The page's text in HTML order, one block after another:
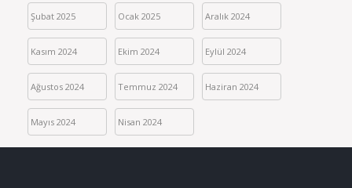
Şubat 2025 Ocak 2025 Aralık 2024
Kasım 2024 Ekim 2024 Eylül 2024
Ağustos 2024 Temmuz 2024 Haziran 2024
Mayıs 2024 Nisan 2024